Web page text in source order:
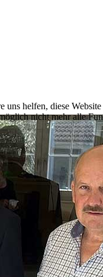
helfen, diese
nicht mehr alle